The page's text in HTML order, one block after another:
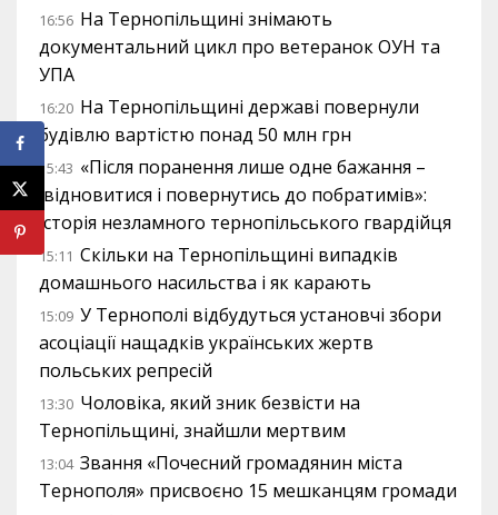
16:56 На Тернопільщині знімають
документальний цикл про ветеранок ОУН та
УПА
16:20 На Тернопільщині державі повернули
будівлю вартістю понад 50 млн грн
15:43 «Після поранення лише одне бажання –
відновитися і повернутись до побратимів»:
історія незламного тернопільського гвардійця
15:11 Скільки на Тернопільщині випадків
домашнього насильства і як карають
15:09 У Тернополі відбудуться установчі збори
асоціації нащадків українських жертв
польських репресій
13:30 Чоловіка, який зник безвісти на
Тернопільщині, знайшли мертвим
13:04 Звання «Почесний громадянин міста
Тернополя» присвоєно 15 мешканцям громади